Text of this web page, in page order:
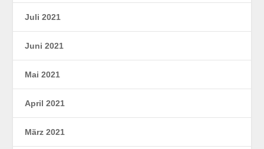
Juli 2021
Juni 2021
Mai 2021
April 2021
März 2021